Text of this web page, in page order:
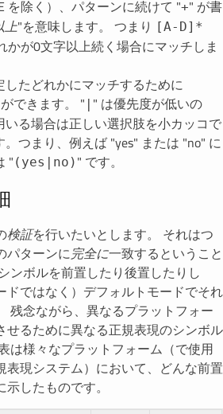
を除く）、パターンに続けて "+" が書
上"を意味します。 つまり [A-D]*
かが0文字以上続く場合にマッチしま
たどれかにマッチするために
できます。 " | " は優先度が低いの
る場合は正しい選択肢を小カッコで
つまり、例えば "yes" または "no" に
" (yes|no) " です。
検証を行いたいとします。 それはつ
パターンに完全に一致するということ
ンボルを前置したり後置したりし
ドではなく）デフォルトモードでそれ
残念ながら、異なるプラットフォー
せるために異なる正規表現のシンボル
は様々なプラットフォーム（で使用
表現システム）において、どんな前置
したものです。